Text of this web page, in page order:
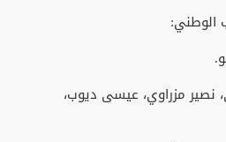
الوطني:
مزراوي، عيسى ديوب،